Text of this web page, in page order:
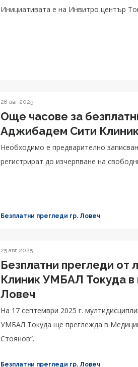
Инициативата е на Инвитро център
28 авг 2025
Още часове за
Аджибадем Сити
Необходимо е предварително
регистрират до изчерпване на
Безплатни прегледи гр. Ловеч
25 авг 2025
Безплатни прегледи
Клиник УМБАЛ Токуда в
Ловеч
На 17 септември 2025 г.
УМБАЛ Токуда ще преглежда в
Стоянов“.
Безплатни прегледи гр. Ловеч